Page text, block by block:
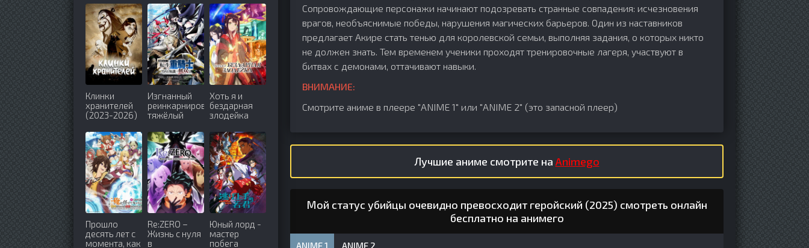
Сопровождающие персонажи начинают подозревать странные совпадения: исчезновения
врагов, необъяснимые победы, нарушения магических барьеров. Один из наставников
предлагает Акире стать тенью для королевской семьи, выполняя задания, о которых никто
не должен знать. Тем временем ученики проходят тренировочные лагеря, участвуют в
битвах с демонами, оттачивают навыки.
ВНИМАНИЕ:
Смотрите аниме в плеере "ANIME 1" или "ANIME 2" (это запасной плеер)
Лучшие аниме смотрите на Animego
Мой статус убийцы очевидно превосходит геройский (2025) смотреть онлайн
бесплатно на анимего
ANIME 1 ANIME 2
в другом
мире (2021-
2026)
Клинки
хранителей
(2023-2026)
Изгнанный
реинкарнированный
тяжёлый
имеет себе
равных в
знаниях игры
(2026)
Хоть я и
бездарная
злодейка
Прошло
десять лет с
момента, как
Re:ZERO –
Жизнь с нуля
в
Юный лорд -
мастер
побега